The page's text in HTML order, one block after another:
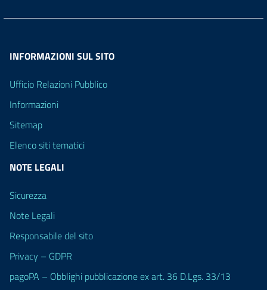
INFORMAZIONI SUL SITO
Ufficio Relazioni Pubblico
Informazioni
Sitemap
Elenco siti tematici
NOTE LEGALI
Sicurezza
Note Legali
Responsabile del sito
Privacy – GDPR
pagoPA – Obblighi pubblicazione ex art. 36 D.Lgs. 33/13